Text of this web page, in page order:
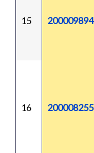
15 200009894
16 200008255